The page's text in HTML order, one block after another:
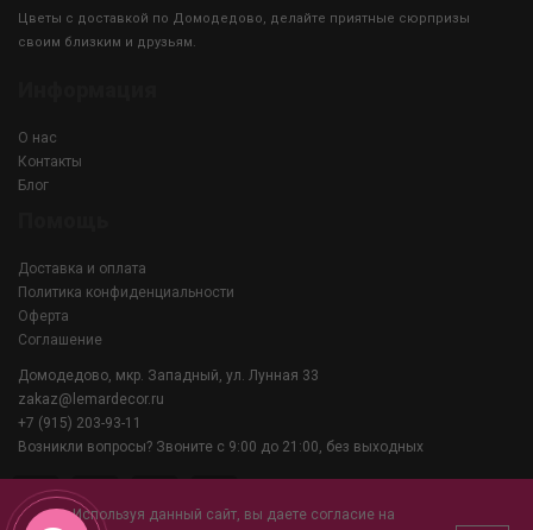
Цветы с доставкой по Домодедово, делайте приятные сюрпризы
своим близким и друзьям.
О нас
Контакты
Блог
Доставка и оплата
Политика конфиденциальности
Оферта
Соглашение
Домодедово, мкр. Западный, ул. Лунная 33
zakaz@lemardecor.ru
+7 (915) 203-93-11
Возникли вопросы? Звоните с 9:00 до 21:00, без выходных
Используя данный сайт, вы даете согласие на